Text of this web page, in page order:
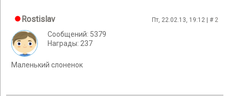
Rostislav Пт, 22.02.13, 19:12 | # 2
Сообщений: 5379
Награды: 237
Маленький слоненок